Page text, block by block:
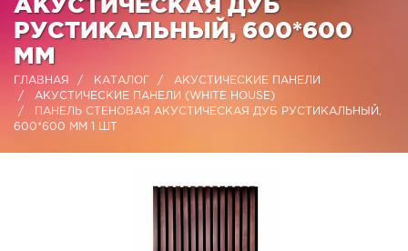
РУСТИКАЛЬНЫЙ, 600*600
ММ
ГЛАВНАЯ КАТАЛОГ
АКУСТИЧЕСКИЕ ПАНЕЛИ
АКУСТИЧЕСКИЕ ПАНЕЛИ (WHITE HOUSE)
ПАНЕЛЬ СТЕНОВАЯ АКУСТИЧЕСКАЯ ДУБ РУСТИКАЛЬНЫЙ,
600*600 ММ 1 ШТ